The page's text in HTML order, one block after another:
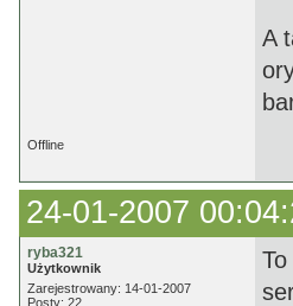
A
Offline
24-01-2007
ryba321
Użytkownik
Zarejestrowany: 14-01-2007
Posty: 22